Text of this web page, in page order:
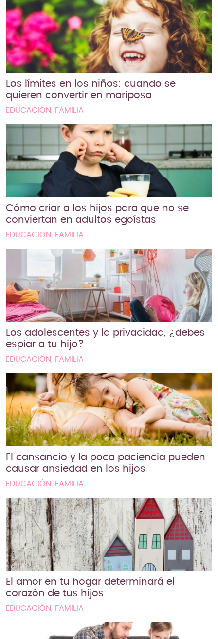
Los límites en los niños: cuando se
quieren convertir en mariposa
EDUCACIÓN, FAMILIA
Cómo criar a los hijos para que no se
conviertan en adultos egoístas
EDUCACIÓN, FAMILIA
Los adolescentes y la privacidad, ¿debes
espiar a tu hijo?
EDUCACIÓN, FAMILIA
El cansancio y la poca paciencia pueden
causar ansiedad en los hijos
EDUCACIÓN, FAMILIA
El amor en tu hogar determinará el
corazón de tus hijos
EDUCACIÓN, FAMILIA